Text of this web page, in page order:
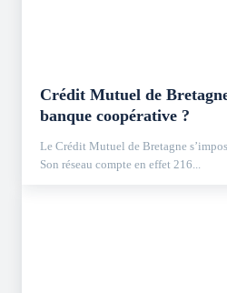
Crédit Mutuel de
banque coopérative ?
Le Crédit Mutuel de Bretagne
Son réseau compte en effet 216...